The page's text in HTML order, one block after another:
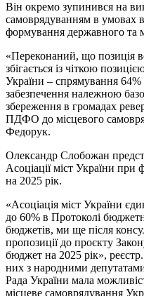
Він окремо зупинився на
самоврядуванням в умовах
формування державного та
«Переконаний, що позиція
збігається із чіткою
України – спрямування
забезпечення належною
збереження в громадах
ПДФО до місцевого
Федорук.
Олександр Слобожан
Асоціації міст України
на 2025 рік.
«Асоціація міст України
до 60% в Протоколі
бюджетів, ми ще після
пропозиції до проєкту
бюджет на 2025 рік»,
них з народними
Рада України мала
місцеве самоврядування